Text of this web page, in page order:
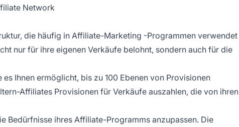
Network
die häufig in Affiliate-Marketing -Programmen verwendet
nur für ihre eigenen Verkäufe belohnt, sondern auch für die
Ihnen ermöglicht, bis zu 100 Ebenen von Provisionen
Affiliates Provisionen für Verkäufe auszahlen, die von ihren
Bedürfnisse ihres Affiliate-Programms anzupassen. Die